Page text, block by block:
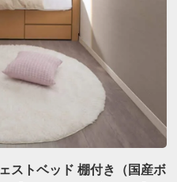
ストベッド 棚付き（国産ボ